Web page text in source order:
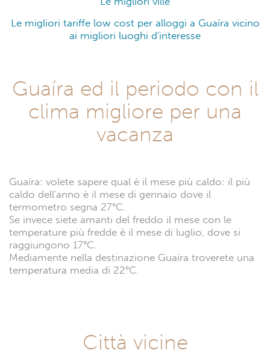
Le migliori tariffe low cost per alloggi a Guaíra vicino
ai migliori luoghi d'interesse
Guaíra ed il periodo con il
clima migliore per una
vacanza
Guaíra: volete sapere qual è il mese più caldo: il più
caldo dell'anno è il mese di gennaio dove il
termometro segna 27°C.
Se invece siete amanti del freddo il mese con le
temperature più fredde è il mese di luglio, dove si
raggiungono 17°C.
Mediamente nella destinazione Guaíra troverete una
temperatura media di 22°C.
Città vicine